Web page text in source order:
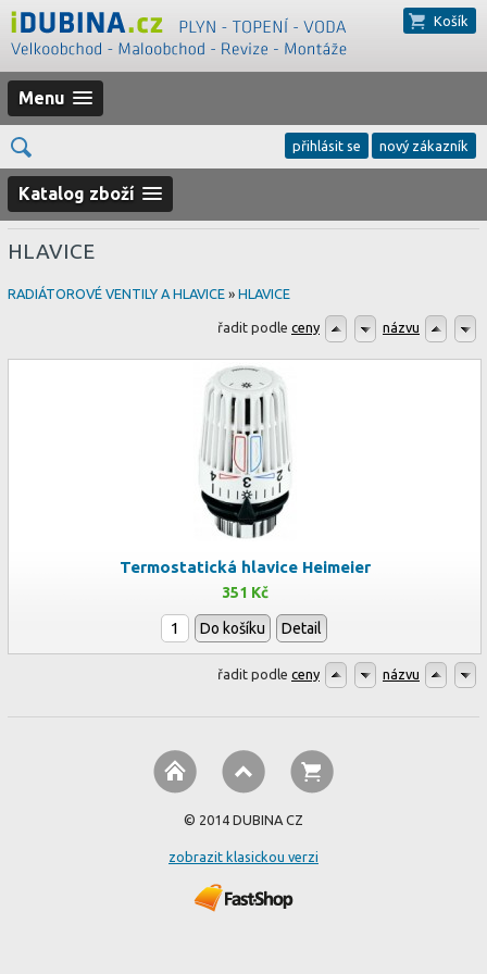
Košík
Menu
přihlásit se nový zákazník
Katalog zboží
HLAVICE
RADIÁTOROVÉ VENTILY A HLAVICE » HLAVICE
řadit podle ceny názvu
Termostatická hlavice Heimeier
351 Kč
Do košíku Detail
řadit podle ceny názvu
© 2014 DUBINA CZ
zobrazit klasickou verzi